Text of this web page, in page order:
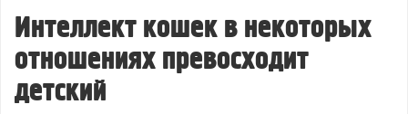
Интеллект кошек в некоторых
отношениях превосходит
детский